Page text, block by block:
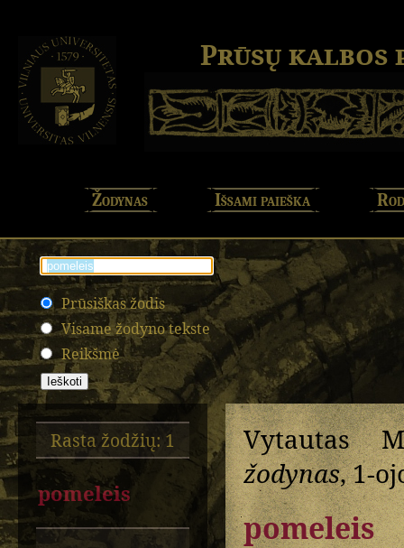
Prūsų kalbos
Žodynas Išsami paieška
Prūsiškas žodis
Visame žodyno tekste
Reikšmė
Rasta žodžių: 1
pomeleis
Vytautas
žodynas, 1-
pomeleis